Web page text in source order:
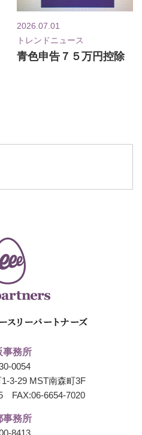
2026.07.01
トレンドニュース
青色申告７５万円控除
事務所
0054
3-29 MST南森町3F
FAX:06-6654-7020
事務所
8413